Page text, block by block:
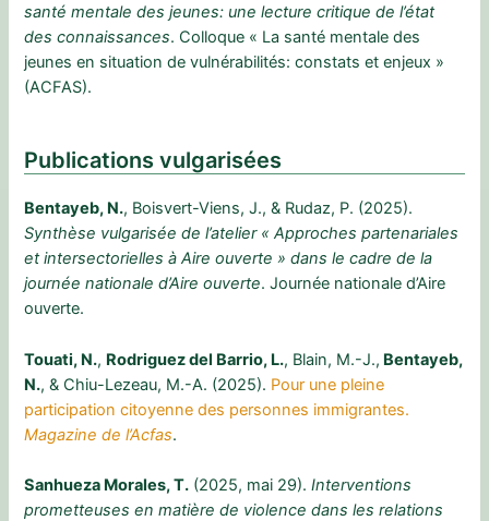
santé mentale des jeunes: une lecture critique de l’état
des connaissances. Colloque « La santé mentale des
jeunes en situation de vulnérabilités: constats et enjeux »
(ACFAS).
Publications vulgarisées
Bentayeb, N., Boisvert-Viens, J., & Rudaz, P. (2025).
Synthèse vulgarisée de l’atelier « Approches partenariales
et intersectorielles à Aire ouverte » dans le cadre de la
journée nationale d’Aire ouverte. Journée nationale d’Aire
ouverte.
Touati, N., Rodriguez del Barrio, L., Blain, M.-J., Bentayeb,
N., & Chiu-Lezeau, M.-A. (2025). Pour une pleine
participation citoyenne des personnes immigrantes.
Magazine de l’Acfas.
Sanhueza Morales, T. (2025, mai 29).Interventions
prometteuses en matière de violence dans les relations